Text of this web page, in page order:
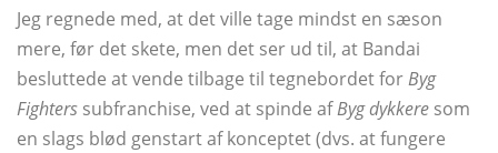
Jeg regnede med, at det ville tage mindst en sæson
mere, før det skete, men det ser ud til, at Bandai
besluttede at vende tilbage til tegnebordet forByg
Fighters subfranchise, ved at spinde afByg dykkere som
en slags blød genstart af konceptet (dvs. at fungere